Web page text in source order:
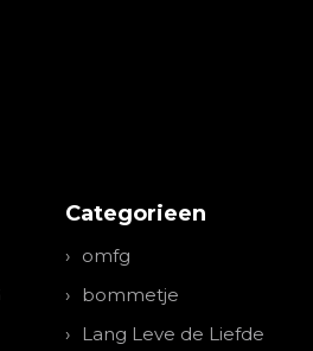
Categorieen
omfg
bommetje
Lang Leve de Liefde